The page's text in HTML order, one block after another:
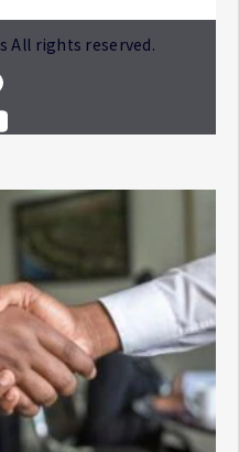
All rights reserved.